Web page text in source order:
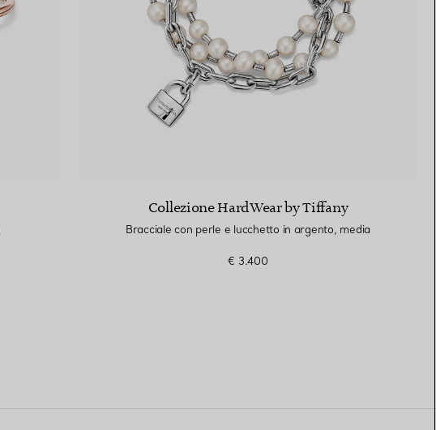
Collezione HardWear by Tiffany
Bracciale con perle e lucchetto in argento, media
€ 3.400